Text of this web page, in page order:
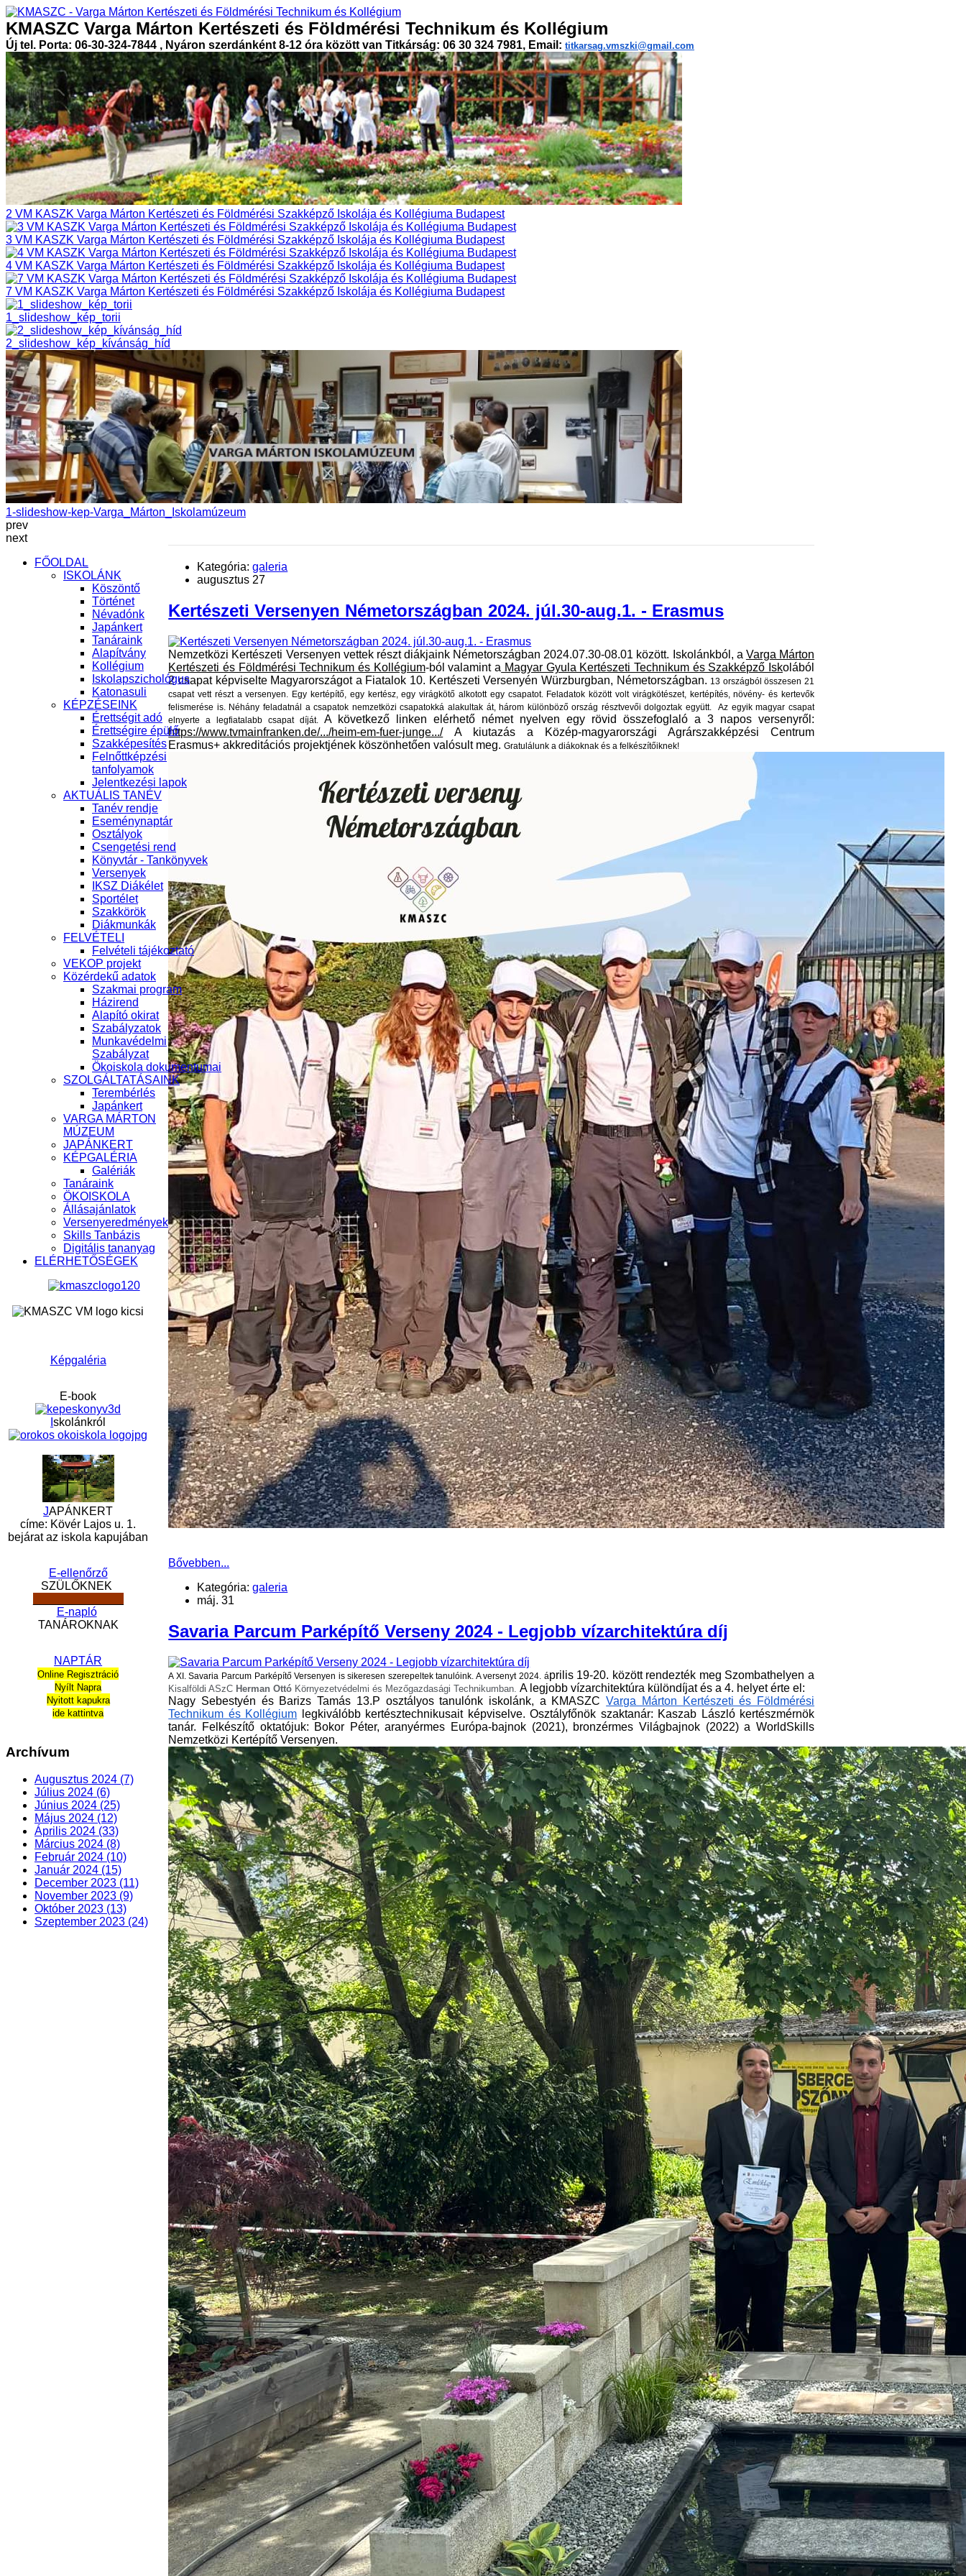
KMASZC Varga Márton Kertészeti és Földmérési Technikum és Kollégium
Új tel. Porta: 06-30-324-7844 , Nyáron szerdánként 8-12 óra között van Titkárság: 06 30 324 7981, Email: titkarsag.vmszki@gmail.com
2 VM KASZK Varga Márton Kertészeti és Földmérési Szakképző Iskolája és Kollégiuma Budapest
3 VM KASZK Varga Márton Kertészeti és Földmérési Szakképző Iskolája és Kollégiuma Budapest
4 VM KASZK Varga Márton Kertészeti és Földmérési Szakképző Iskolája és Kollégiuma Budapest
7 VM KASZK Varga Márton Kertészeti és Földmérési Szakképző Iskolája és Kollégiuma Budapest
1_slideshow_kép_torii
2_slideshow_kép_kívánság_híd
1-slideshow-kep-Varga_Márton_Iskolamúzeum
prev
next
Kategória: galeria
augusztus 27
Kertészeti Versenyen Németországban 2024. júl.30-aug.1. - Erasmus
Nemzetközi Kertészeti Versenyen vettek részt diákjaink Németországban 2024.07.30-08.01 között. Iskolánkból, a Varga Márton
Kertészeti és Földmérési Technikum és Kollégium-ból valamint a Magyar Gyula Kertészeti Technikum és Szakképző Iskolából
2 csapat képviselte Magyarországot a Fiatalok 10. Kertészeti Versenyén Würzburgban, Németországban. 13 országból összesen 21
csapat vett részt a versenyen. Egy kertépítő, egy kertész, egy virágkötő alkotott egy csapatot. Feladatok között volt virágkötészet, kertépítés, növény- és kertevők
felismerése is. Néhány feladatnál a csapatok nemzetközi csapatokká alakultak át, három különböző ország résztvevői dolgoztak együtt.
Az egyik magyar csapat
elnyerte a legfiatalabb csapat díját.A következő linken elérhető német nyelven egy rövid összefoglaló a 3 napos versenyről:
https://www.tvmainfranken.de/.../heim-em-fuer-junge.../
A kiutazás a Közép-magyarországi Agrárszakképzési Centrum
Erasmus+ akkreditációs projektjének köszönhetően valósult meg.Gratulálunk a diákoknak és a felkészítőiknek!
Bővebben...
Kategória: galeria
máj. 31
Savaria Parcum Parképítő Verseny 2024 - Legjobb vízarchitektúra díj
A XI.Savaria ParcumParképítő Versenyen is sikeresen szerepeltek tanulóink. A versenyt 2024. április 19-20. között rendezték meg Szombathelyen a
Kisalföldi ASzC Herman Ottó Környezetvédelmi és Mezőgazdasági Technikumban.A legjobb vízarchitektúra különdíjat és a 4. helyet érte el:
Nagy Sebestyén és Barizs Tamás 13.P osztályos tanulónk iskolánk, a KMASZCVarga Márton Kertészeti és Földmérési
Technikum és Kollégium legkiválóbb kertésztechnikusait képviselve. Osztályfőnök szaktanár: Kaszab László kertészmérnök
tanár. Felkészítő oktatójuk: Bokor Péter, aranyérmes Európa-bajnok (2021), bronzérmes Világbajnok (2022) a WorldSkills
Nemzetközi Kertépítő Versenyen.
FŐOLDAL
ISKOLÁNK
Köszöntő
Történet
Névadónk
Japánkert
Tanáraink
Alapítvány
Kollégium
Iskolapszichológus
Katonasuli
KÉPZÉSEINK
Érettségit adó
Érettségire épülő
Szakképesítés
Felnőttképzési
tanfolyamok
Jelentkezési lapok
AKTUÁLIS TANÉV
Tanév rendje
Eseménynaptár
Osztályok
Csengetési rend
Könyvtár - Tankönyvek
Versenyek
IKSZ Diákélet
Sportélet
Szakkörök
Diákmunkák
FELVÉTELI
Felvételi tájékoztató
VEKOP projekt
Közérdekű adatok
Szakmai program
Házirend
Alapító okirat
Szabályzatok
Munkavédelmi
Szabályzat
Ökoiskola dokumentumai
SZOLGÁLTATÁSAINK
Terembérlés
Japánkert
VARGA MÁRTON
MÚZEUM
JAPÁNKERT
KÉPGALÉRIA
Galériák
Tanáraink
ÖKOISKOLA
Állásajánlatok
Versenyeredmények
Skills Tanbázis
Digitális tananyag
ELÉRHETŐSÉGEK
Képgaléria
E-book
Iskolánkról
JAPÁNKERT
címe: Kövér Lajos u. 1.
bejárat az iskola kapujában
E-ellenőrző
SZÜLŐKNEK
E-napló
TANÁROKNAK
NAPTÁR
Online Regisztráció
Nyílt Napra
Nyitott kapukra
ide kattintva
Archívum
Augusztus 2024 (7)
Július 2024 (6)
Június 2024 (25)
Május 2024 (12)
Április 2024 (33)
Március 2024 (8)
Február 2024 (10)
Január 2024 (15)
December 2023 (11)
November 2023 (9)
Október 2023 (13)
Szeptember 2023 (24)